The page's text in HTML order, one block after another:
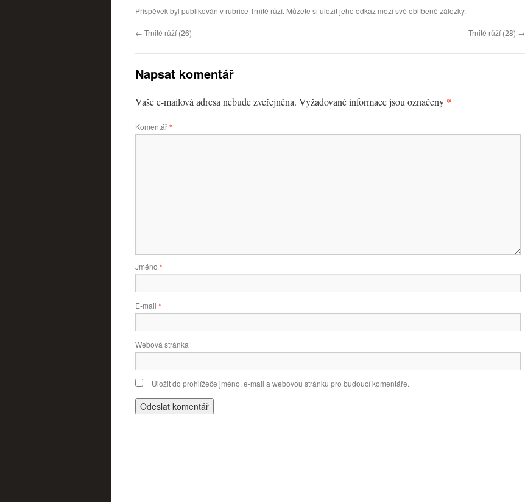
Příspěvek byl publikován v rubrice Trnité růží. Můžete si uložit jeho odkaz mezi své oblíbené záložky.
← Trnité růží (26) Trnité růží (28) →
Napsat komentář
Vaše e-mailová adresa nebude zveřejněna. Vyžadované informace jsou označeny *
Komentář*
Jméno *
E-mail *
Webová stránka
Uložit do prohlížeče jméno, e-mail a webovou stránku pro budoucí komentáře.